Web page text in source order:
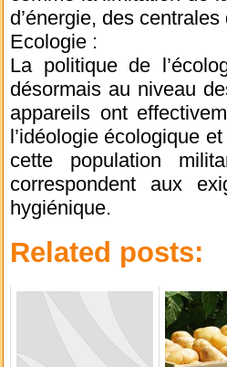
d’énergie, des
Ecologie :
La politique de
désormais au niveau
appareils ont
l’idéologie écologique
cette population
correspondent aux
hygiénique.
Related posts: